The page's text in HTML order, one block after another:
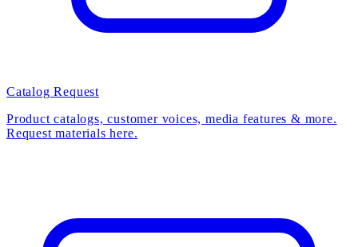
Catalog Request
Product catalogs, customer voices, media features & more.
Request materials here.